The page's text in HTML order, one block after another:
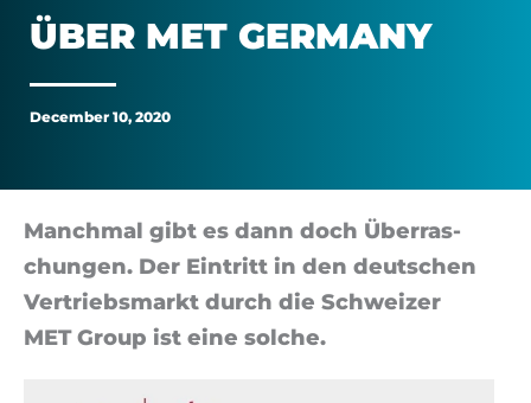
ÜBER MET GER­MANY
December 10, 2020
Manch­mal gibt es dann doch Über­ras­
chun­gen. Der Ein­tritt in den deutschen
Ver­triebsmarkt durch die Sch­weizer
MET Group ist eine sol­che.